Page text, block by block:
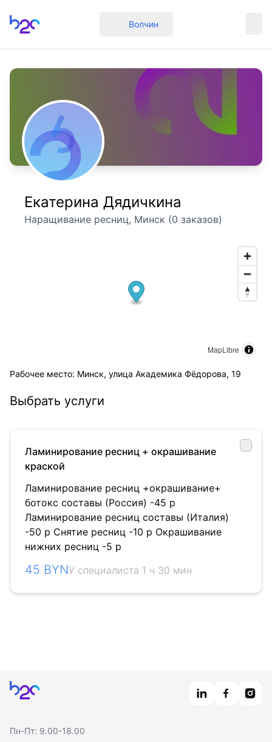
Главная Волчин
Екатерина Дядичкина
Наращивание ресниц, Минск (0 заказов)
MapLibre
Рабочее место: Минск, улица Академика Фёдорова, 19
Выбрать услуги
Ламинирование ресниц + окрашивание
краской
Ламинирование ресниц +окрашивание+
ботокс составы (Россия) -45 р
Ламинирование ресниц составы (Италия)
-50 р Снятие ресниц -10 р Окрашивание
нижних ресниц -5 р
45 BYNУ специалиста 1 ч 30 мин
Главная
Пн-Пт: 9.00-18.00